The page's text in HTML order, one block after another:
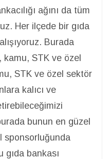
ağını da tüm
Her ilçede bir gıda
Burada
kamu, STK ve özel
STK ve özel sektör
kalıcı ve
bunun en güzel
sponsorluğunda
gıda bankası